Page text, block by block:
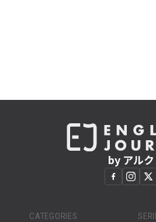
by アルク
CATEGORIES